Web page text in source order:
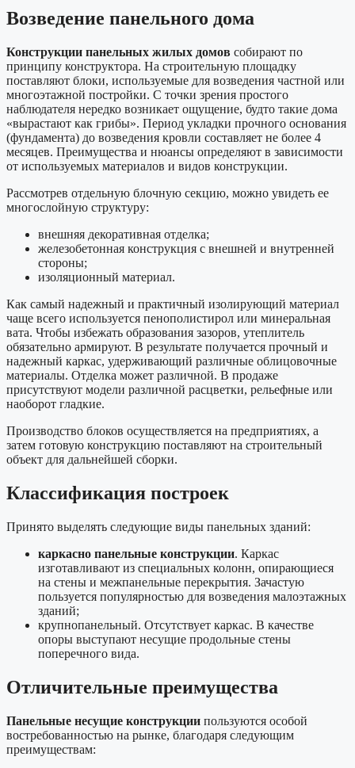
Возведение панельного дома
Конструкции панельных жилых домов собирают по
принципу конструктора. На строительную площадку
поставляют блоки, используемые для возведения частной или
многоэтажной постройки. С точки зрения простого
наблюдателя нередко возникает ощущение, будто такие дома
«вырастают как грибы». Период укладки прочного основания
(фундамента) до возведения кровли составляет не более 4
месяцев. Преимущества и нюансы определяют в зависимости
от используемых материалов и видов конструкции.
Рассмотрев отдельную блочную секцию, можно увидеть ее
многослойную структуру:
внешняя декоративная отделка;
железобетонная конструкция с внешней и внутренней
стороны;
изоляционный материал.
Как самый надежный и практичный изолирующий материал
чаще всего используется пенополистирол или минеральная
вата. Чтобы избежать образования зазоров, утеплитель
обязательно армируют. В результате получается прочный и
надежный каркас, удерживающий различные облицовочные
материалы. Отделка может различной. В продаже
присутствуют модели различной расцветки, рельефные или
наоборот гладкие.
Производство блоков осуществляется на предприятиях, а
затем готовую конструкцию поставляют на строительный
объект для дальнейшей сборки.
Классификация построек
Принято выделять следующие виды панельных зданий:
каркасно панельные конструкции. Каркас
изготавливают из специальных колонн, опирающиеся
на стены и межпанельные перекрытия. Зачастую
пользуется популярностью для возведения малоэтажных
зданий;
крупнопанельный. Отсутствует каркас. В качестве
опоры выступают несущие продольные стены
поперечного вида.
Отличительные преимущества
Панельные несущие конструкции пользуются особой
востребованностью на рынке, благодаря следующим
преимуществам: